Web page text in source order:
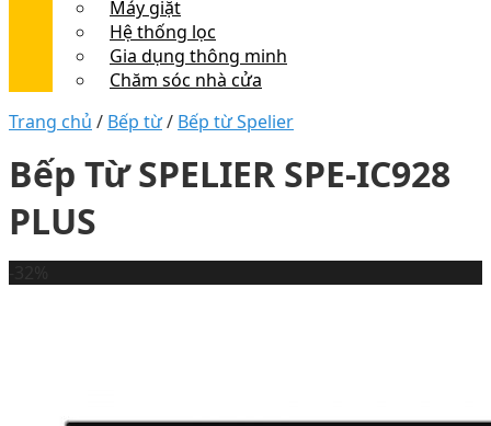
Máy giặt
Hệ thống lọc
Gia dụng thông minh
Chăm sóc nhà cửa
Trang chủ / Bếp từ/ Bếp từ Spelier
Bếp Từ SPELIER SPE-IC928
PLUS